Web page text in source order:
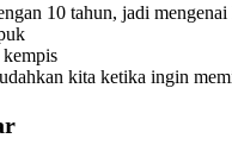
10 tahun, jadi
kita ketika ingin